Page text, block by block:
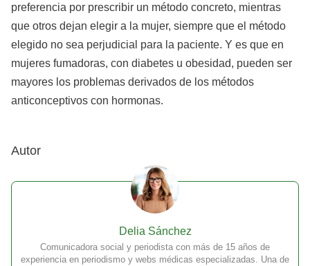
preferencia por prescribir un método concreto, mientras
que otros dejan elegir a la mujer, siempre que el método
elegido no sea perjudicial para la paciente. Y es que en
mujeres fumadoras, con diabetes u obesidad, pueden ser
mayores los problemas derivados de los métodos
anticonceptivos con hormonas.
Autor
Delia Sánchez
Comunicadora social y periodista con más de 15 años de
experiencia en periodismo y webs médicas especializadas. Una de